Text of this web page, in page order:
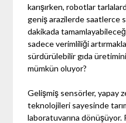
karışırken, robotlar
geniş arazilerde saatlerce
dakikada
sadece verimliliği
sürdürülebilir gıda
mümkün oluyor?
Gelişmiş sensörler, yapay
teknolojileri sayesinde
laboratuvarına